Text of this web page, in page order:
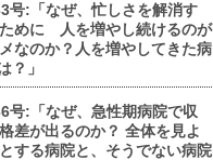
号:「なぜ、忙しさを解消す
めに 人を増やし続けるのが
なのか？人を増やしてきた病
？」
号:「なぜ、急性期病院で収
差が出るのか？ 全体を見よ
する病院と、そうでない病院